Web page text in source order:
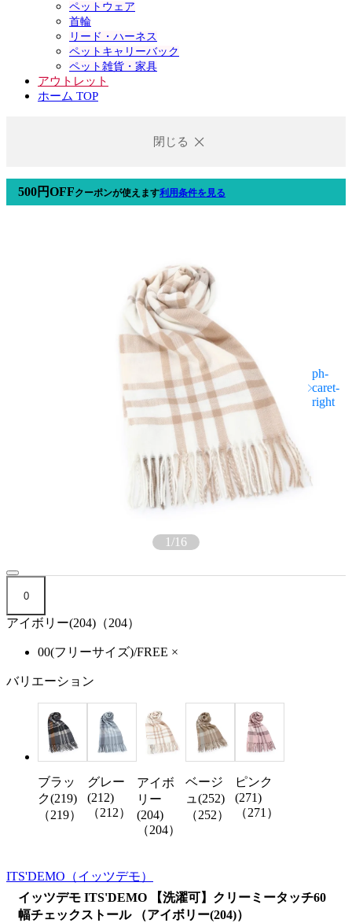
ペットウェア
首輪
リード・ハーネス
ペットキャリーバック
ペット雑貨・家具
アウトレット
ホーム TOP
閉じる
500円OFFクーポンが使えます利用条件を見る
1/16
0
アイボリー(204)（204）
00(フリーサイズ)/FREE ×
バリエーション
ブラッ
ク(219)
（219）
グレー
(212)
（212）
アイボ
リー
(204)
（204）
ベージ
ュ(252)
（252）
ピンク
(271)
（271）
ITS'DEMO （イッツデモ）
イッツデモ ITS'DEMO 【洗濯可】クリーミータッチ60
幅チェックストール （アイボリー(204)）